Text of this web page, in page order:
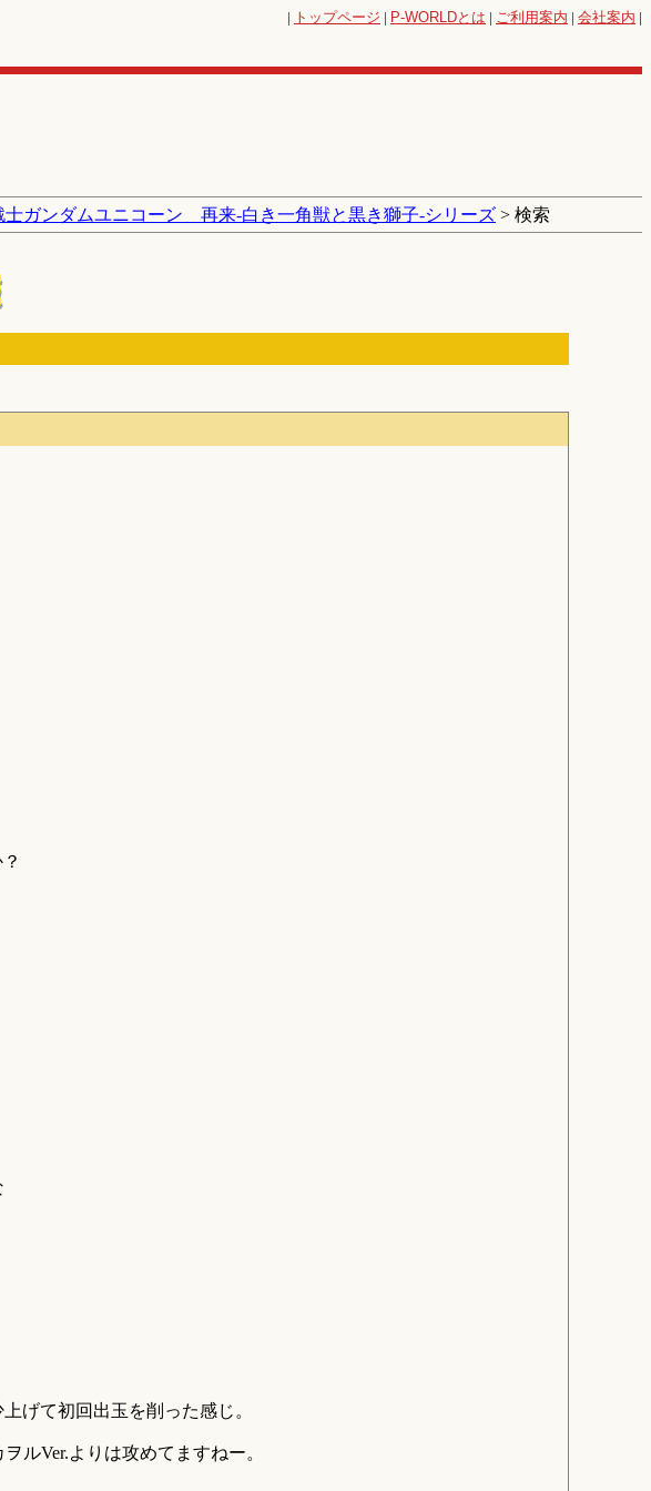
| トップページ | P-WORLDとは | ご利用案内 | 会社案内 |
士ガンダムユニコーン 再来‐白き一角獣と黒き獅子‐シリーズ > 検索
げて初回出玉を削った感じ。
ルVer.よりは攻めてますねー。